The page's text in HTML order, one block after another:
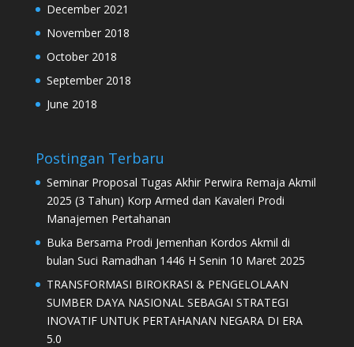
December 2021
November 2018
October 2018
September 2018
June 2018
Postingan Terbaru
Seminar Proposal Tugas Akhir Perwira Remaja Akmil
2025 (3 Tahun) Korp Armed dan Kavaleri Prodi
Manajemen Pertahanan
Buka Bersama Prodi Jemenhan Kordos Akmil di
bulan Suci Ramadhan 1446 H Senin 10 Maret 2025
TRANSFORMASI BIROKRASI & PENGELOLAAN
SUMBER DAYA NASIONAL SEBAGAI STRATEGI
INOVATIF UNTUK PERTAHANAN NEGARA DI ERA
5.0